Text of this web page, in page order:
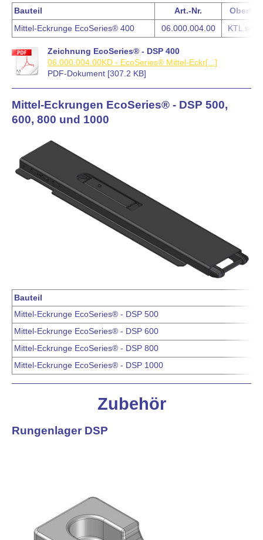
Bauteil Art.-Nr.
Mittel-Eckrunge EcoSeries® 400
06.000.004.00 KTL
Zeichnung EcoSeries® - DSP 400
06.000.004.00KD - EcoSeries® Mittel-Eckr[...]
PDF-Dokument [307.2 KB]
Mittel-Eckrungen EcoSeries® - DSP 500,
600, 800 und 1000
Bauteil
Mittel-Eckrunge EcoSeries® - DSP 500
Mittel-Eckrunge EcoSeries® - DSP 600
Mittel-Eckrunge EcoSeries® - DSP 800
Mittel-Eckrunge EcoSeries® - DSP 1000
Zubehör
Rungenlager DSP